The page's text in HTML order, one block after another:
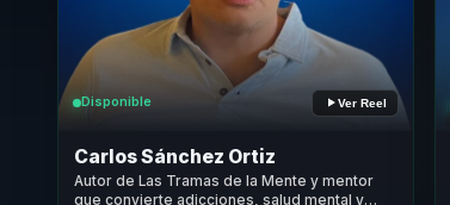
Disponible Ver Reel
Carlos Sánchez Ortiz
Autor de Las Tramas de la Mente y mentor
que convierte adicciones, salud mental y